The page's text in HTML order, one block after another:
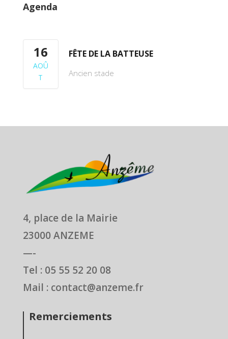
Agenda
16
AOÛ
T
FÊTE DE LA BATTEUSE
Ancien stade
4, place de la Mairie
23000 ANZEME
—-
Tel : 05 55 52 20 08
Mail : contact@anzeme.fr
Remerciements